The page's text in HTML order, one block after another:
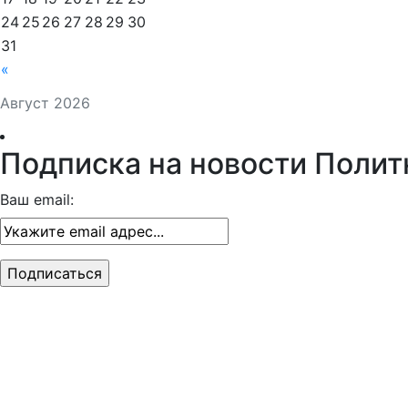
Август 2026
«
24 25 26 27 28 29 30
31
Подписка на новости
Ваш email: